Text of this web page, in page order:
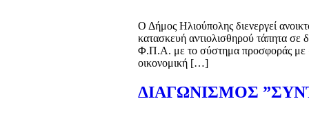
Ο Δήμος Ηλιούπολης διενεργεί
κατασκευή αντιολισθηρού τάπητα
Φ.Π.Α. με το σύστημα προσφοράς με
οικονομική […]
ΔΙΑΓΩΝΙΣΜΟΣ